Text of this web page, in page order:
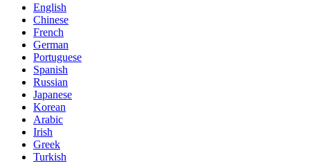
English
Chinese
French
German
Portuguese
Spanish
Russian
Japanese
Korean
Arabic
Irish
Greek
Turkish